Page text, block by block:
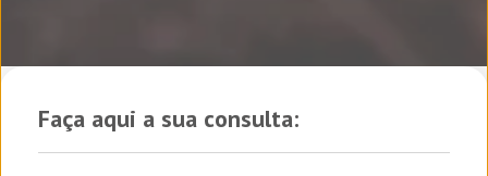
Faça aqui a sua consulta: